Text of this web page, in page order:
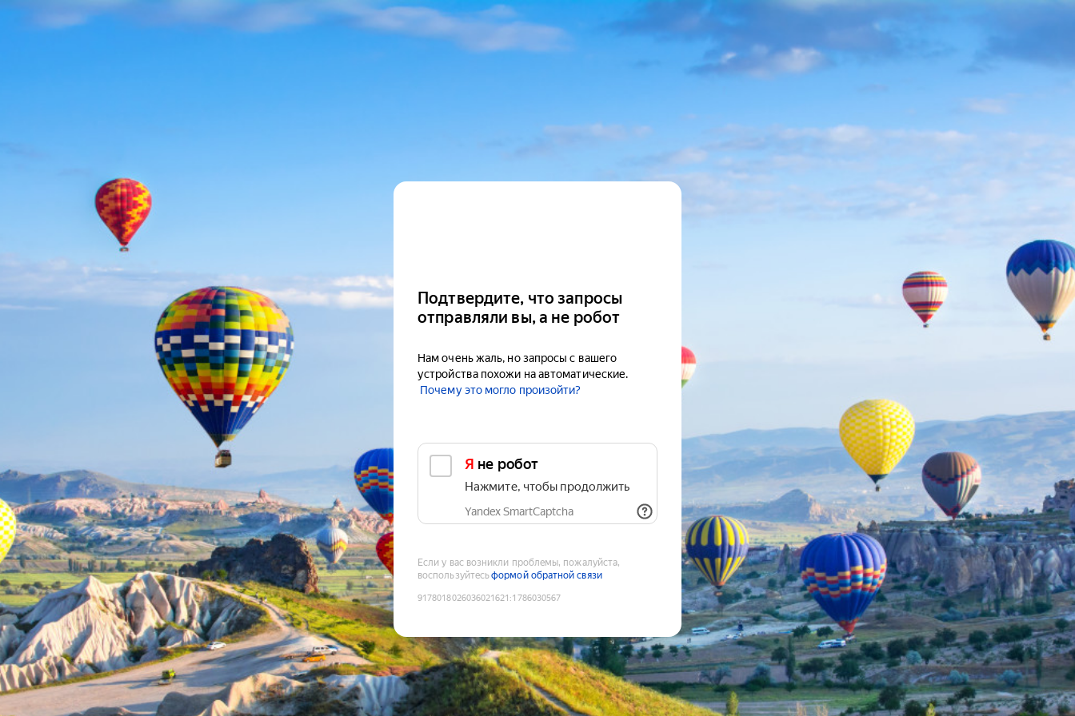
Подтвердите, что запросы
отправляли вы, а не робот
Нам очень жаль, но запросы с вашего
устройства похожи на автоматические.
Почему это могло произойти?
Я не робот
Нажмите, чтобы продолжить
Yandex SmartCaptcha
Если у вас возникли проблемы, пожалуйста,
воспользуйтесьформой обратной связи
9178018026036021621 :1786030567